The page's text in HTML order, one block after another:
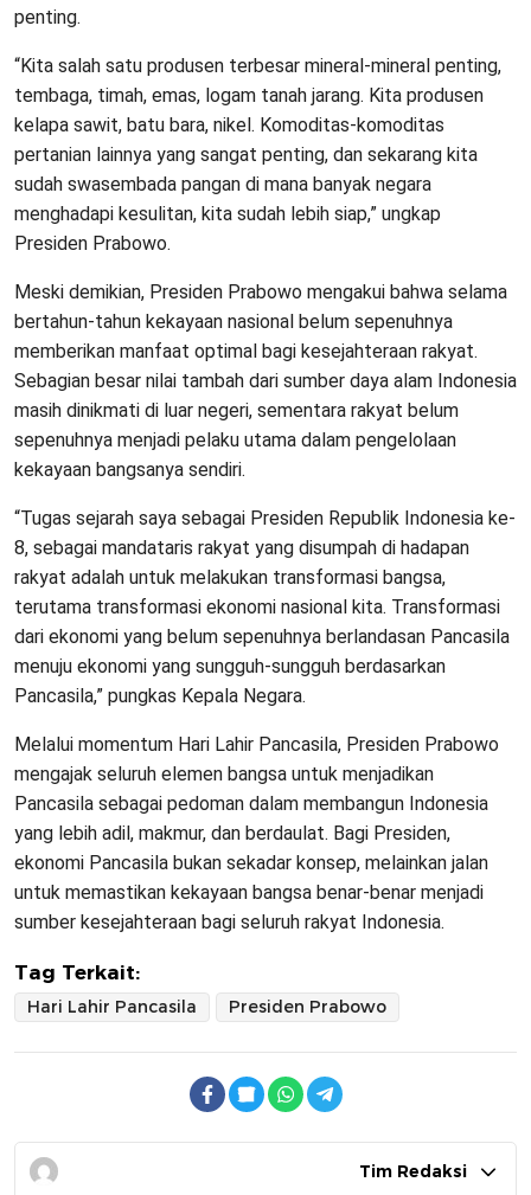
penting.
“Kita salah satu produsen terbesar mineral-mineral penting,
tembaga, timah, emas, logam tanah jarang. Kita produsen
kelapa sawit, batu bara, nikel. Komoditas-komoditas
pertanian lainnya yang sangat penting, dan sekarang kita
sudah swasembada pangan di mana banyak negara
menghadapi kesulitan, kita sudah lebih siap,” ungkap
Presiden Prabowo.
Meski demikian, Presiden Prabowo mengakui bahwa selama
bertahun-tahun kekayaan nasional belum sepenuhnya
memberikan manfaat optimal bagi kesejahteraan rakyat.
Sebagian besar nilai tambah dari sumber daya alam Indonesia
masih dinikmati di luar negeri, sementara rakyat belum
sepenuhnya menjadi pelaku utama dalam pengelolaan
kekayaan bangsanya sendiri.
“Tugas sejarah saya sebagai Presiden Republik Indonesia ke-
8, sebagai mandataris rakyat yang disumpah di hadapan
rakyat adalah untuk melakukan transformasi bangsa,
terutama transformasi ekonomi nasional kita. Transformasi
dari ekonomi yang belum sepenuhnya berlandasan Pancasila
menuju ekonomi yang sungguh-sungguh berdasarkan
Pancasila,” pungkas Kepala Negara.
Melalui momentum Hari Lahir Pancasila, Presiden Prabowo
mengajak seluruh elemen bangsa untuk menjadikan
Pancasila sebagai pedoman dalam membangun Indonesia
yang lebih adil, makmur, dan berdaulat. Bagi Presiden,
ekonomi Pancasila bukan sekadar konsep, melainkan jalan
untuk memastikan kekayaan bangsa benar-benar menjadi
sumber kesejahteraan bagi seluruh rakyat Indonesia.
Tag Terkait:
Hari Lahir Pancasila Presiden Prabowo
Tim Redaksi